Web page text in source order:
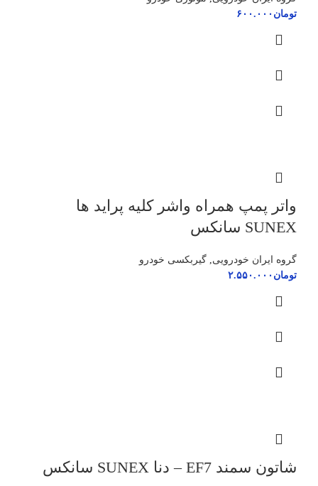
تومان ۶۰۰.۰۰۰
واتر پمپ همراه واشر کلیه پراید ها
SUNEX سانکس
گروه ایران خودرویی, گیربکسی خودرو
تومان ۲.۵۵۰.۰۰۰
شاتون سمند EF7 – دنا SUNEX سانکس